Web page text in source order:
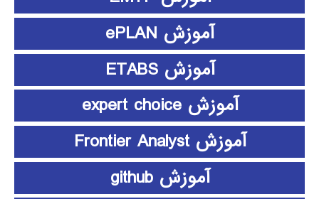
آموزش ePLAN
آموزش ETABS
آموزش expert choice
آموزش Frontier Analyst
آموزش github